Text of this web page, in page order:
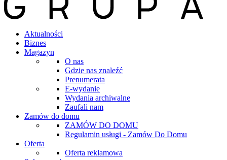
Aktualności
Biznes
Magazyn
O nas
Gdzie nas znaleźć
Prenumerata
E-wydanie
Wydania archiwalne
Zaufali nam
Zamów do domu
ZAMÓW DO DOMU
Regulamin usługi - Zamów Do Domu
Oferta
Oferta reklamowa